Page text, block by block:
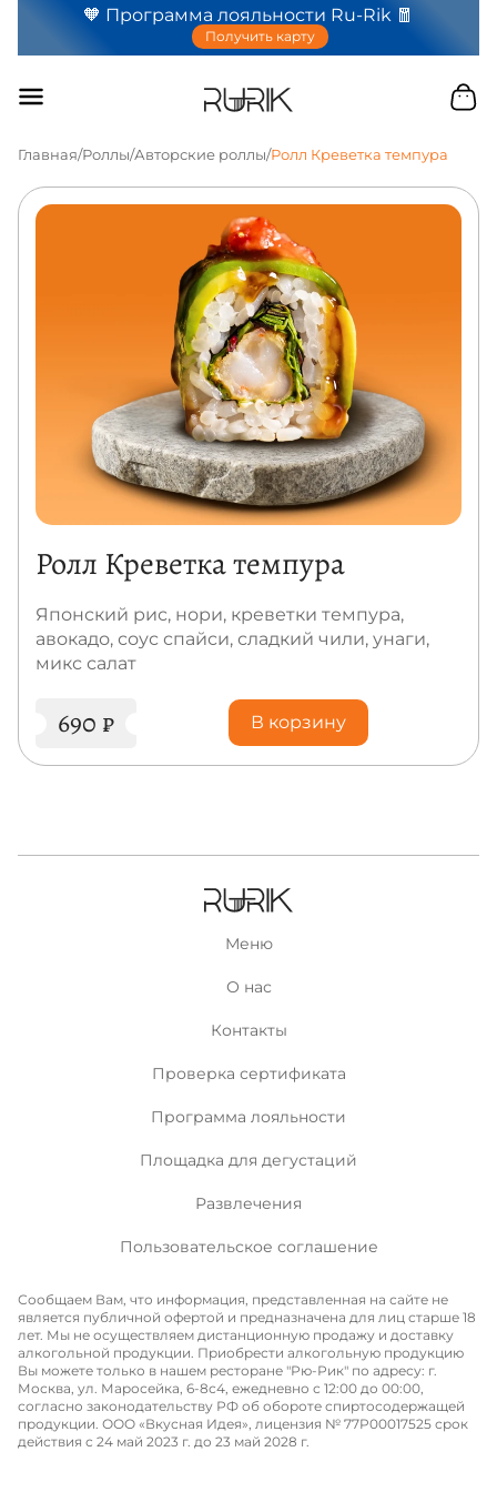
🧡 Программа лояльности Ru-Rik 🧧
Получить карту
Главная/Роллы/Авторские роллы/Ролл Креветка темпура
Ролл Креветка темпура
Японский рис, нори, креветки темпура,
авокадо, соус спайси, сладкий чили, унаги,
микс салат
690 ₽ В корзину
Меню
О нас
Контакты
Проверка сертификата
Программа лояльности
Площадка для дегустаций
Развлечения
Пользовательское соглашение
Сообщаем Вам, что информация, представленная на сайте не
является публичной офертой и предназначена для лиц старше 18
лет. Мы не осуществляем дистанционную продажу и доставку
алкогольной продукции. Приобрести алкогольную продукцию
Вы можете только в нашем ресторане "Рю-Рик" по адресу: г.
Москва, ул. Маросейка, 6-8с4, ежедневно с 12:00 до 00:00,
согласно законодательству РФ об обороте спиртосодержащей
продукции. ООО «Вкусная Идея», лицензия № 77P00017525 срок
действия с 24 май 2023 г. до 23 май 2028 г.